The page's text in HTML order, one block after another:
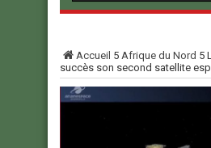
Accueil 5 Afrique du Nord 5
succès son second satellite